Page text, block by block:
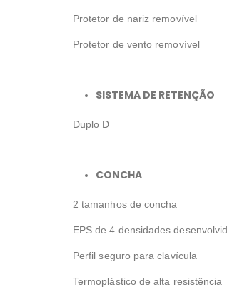
Protetor de nariz removível
Protetor de vento removível
SISTEMA DE RETENÇÃO
Duplo D
CONCHA
2 tamanhos de concha
EPS de 4 densidades
Perfil seguro para clavícula
Termoplástico de alta resistência